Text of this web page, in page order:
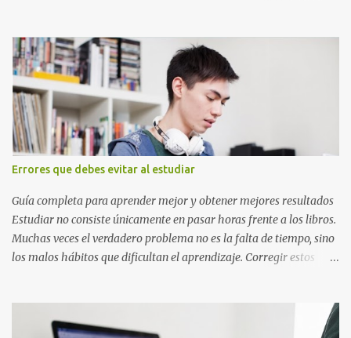
desde la J hasta la Q ¿Qué incluye este bloque de letras? En esta
sección de evecrea.com , encontrarás imágenes individuales en alta
resolución de las siguientes letras: Letras vibrantes : La J y la M en
el clásico rojo de la gorra de Mario. Tonos azules : La K y la Ñ , que
destacan por su diseño limpio y audaz. Colores secundarios : La L y
la Q en amarillo brillante, junto con la N y la P en un verde
inspirado en los niveles de los juegos. Formas icónicas : No te
pierdas la letra O , diseñada con ese estilo geométrico tan carac...
Errores que debes evitar al estudiar
Guía completa para aprender mejor y obtener mejores resultados
Estudiar no consiste únicamente en pasar horas frente a los libros.
Muchas veces el verdadero problema no es la falta de tiempo, sino
los malos hábitos que dificultan el aprendizaje. Corregir estos
cuáles son los errores más comunes al estudiar, por qué afectan tu